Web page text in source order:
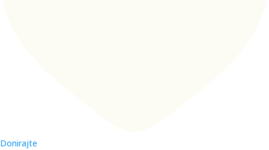
Donirajte